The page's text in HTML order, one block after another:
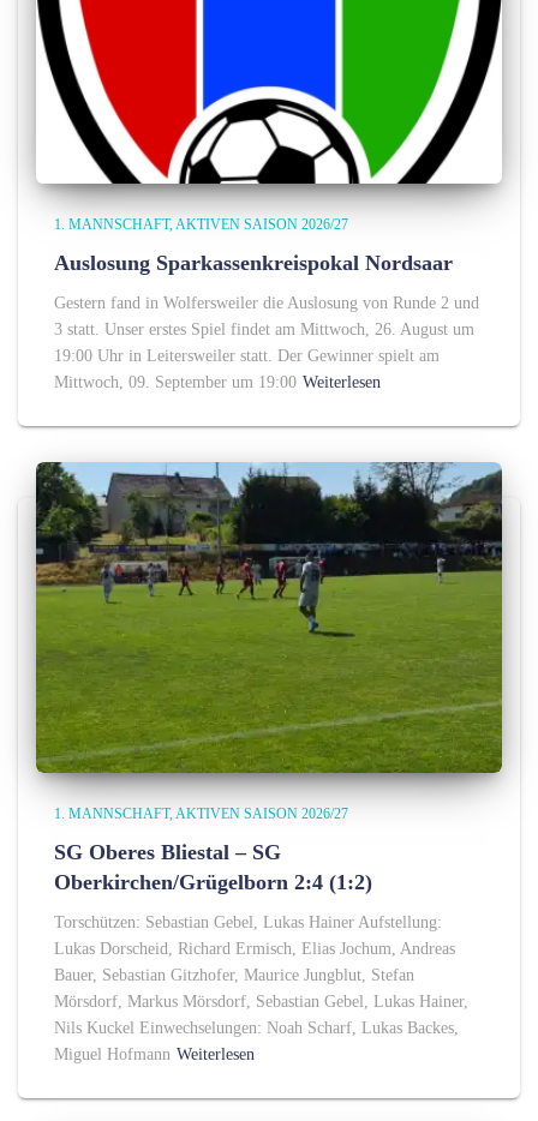
1. MANNSCHAFT AKTIVEN SAISON 2026/27
Auslosung Sparkassenkreispokal Nordsaar
Gestern fand in Wolfersweiler die Auslosung von Runde 2 und
3 statt. Unser erstes Spiel findet am Mittwoch, 26. August um
19:00 Uhr in Leitersweiler statt. Der Gewinner spielt am
Mittwoch, 09. September um 19:00 Weiterlesen
1. MANNSCHAFT AKTIVEN SAISON 2026/27
SG Oberes Bliestal – SG
Oberkirchen/Grügelborn 2:4 (1:2)
Torschützen: Sebastian Gebel, Lukas Hainer Aufstellung:
Lukas Dorscheid, Richard Ermisch, Elias Jochum, Andreas
Bauer, Sebastian Gitzhofer, Maurice Jungblut, Stefan
Mörsdorf, Markus Mörsdorf, Sebastian Gebel, Lukas Hainer,
Nils Kuckel Einwechselungen: Noah Scharf, Lukas Backes,
Miguel Hofmann Weiterlesen